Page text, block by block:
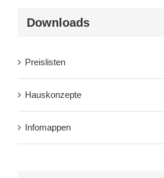
Downloads
Preislisten
Hauskonzepte
Infomappen